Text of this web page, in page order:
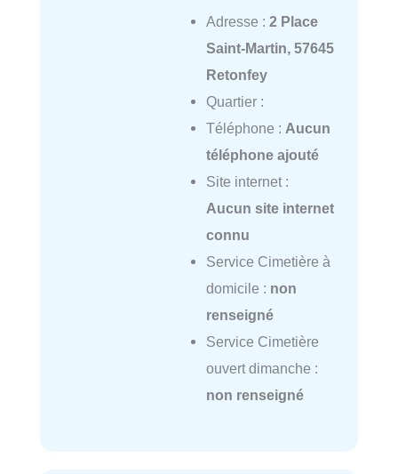
Adresse : 2 Place
Saint-Martin, 57645
Retonfey
Quartier :
Téléphone : Aucun
téléphone ajouté
Site internet :
Aucun site internet
connu
Service Cimetière à
domicile : non
renseigné
Service Cimetière
ouvert dimanche :
non renseigné